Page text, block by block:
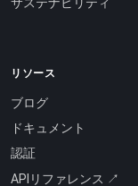
リソース
ブログ
ドキュメント
認証
APIリファレンス ↗